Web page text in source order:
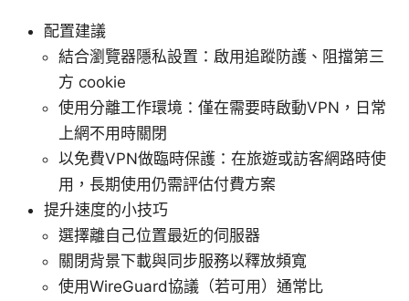
配置建議
結合瀏覽器隱私設置：啟用追蹤防護、阻擋第三
方 cookie
使用分離工作環境：僅在需要時啟動VPN，日常
上網不用時關閉
以免費VPN做臨時保護：在旅遊或訪客網路時使
用，長期使用仍需評估付費方案
提升速度的小技巧
選擇離自己位置最近的伺服器
關閉背景下載與同步服務以釋放頻寬
使用WireGuard協議（若可用）通常比